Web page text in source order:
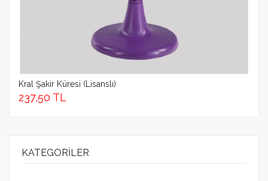
KATEGORILER
Kral Şakir Küresi (Lisanslı)
237,50 TL